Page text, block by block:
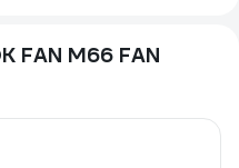
FAN M66 FAN